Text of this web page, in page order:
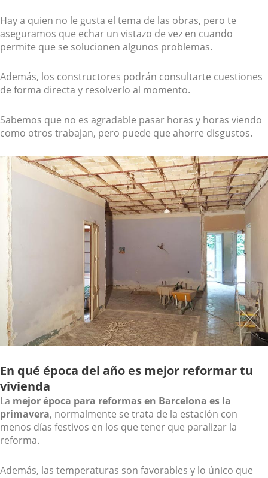
Hay a quien no le gusta el tema de las obras, pero te
aseguramos que echar un vistazo de vez en cuando
permite que se solucionen algunos problemas.
Además, los constructores podrán consultarte cuestiones
de forma directa y resolverlo al momento.
Sabemos que no es agradable pasar horas y horas viendo
como otros trabajan, pero puede que ahorre disgustos.
En qué época del año es mejor reformar tu
vivienda
La mejor época para reformas en Barcelona es la
primavera, normalmente se trata de la estación con
menos días festivos en los que tener que paralizar la
reforma.
Además, las temperaturas son favorables y lo único que